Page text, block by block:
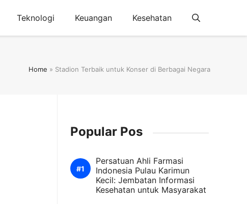
Teknologi Keuangan Kesehatan
Home » Stadion Terbaik untuk Konser di Berbagai Negara
Popular Pos
Persatuan Ahli Farmasi
Indonesia Pulau Karimun
Kecil: Jembatan Informasi
Kesehatan untuk Masyarakat